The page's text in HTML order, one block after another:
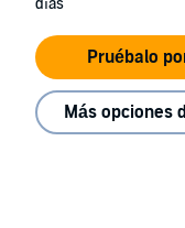
días
Pruébalo
Más opciones